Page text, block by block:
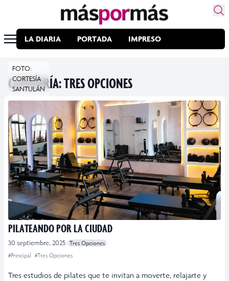
LA DIARIA PORTADA IMPRESO
CATEGORÍA:TRES OPCIONES
FOTO:
CORTESÍA
SANTULÁN
PILATEANDO POR LA CIUDAD
30 septiembre, 2025 Tres Opciones
#Principal #Tres Opciones
Tres estudios de pilates que te invitan a moverte, relajarte y